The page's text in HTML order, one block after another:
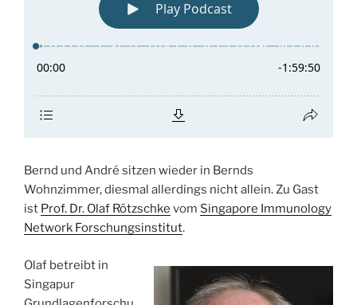
Bernd und André sitzen wieder in Bernds
Wohnzimmer, diesmal allerdings nicht allein. Zu Gast
ist Prof. Dr. Olaf Rötzschke vom Singapore Immunology
Network Forschungsinstitut.
Olaf betreibt in
Singapur